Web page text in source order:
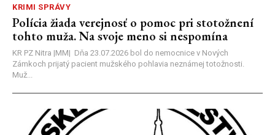
KRIMI SPRÁVY
Polícia žiada verejnosť o pomoc pri stotožnení
tohto muža. Na svoje meno si nespomína
KR PZ Nitra |MM| Dňa 23.07.2026 bol do nemocnice v Nových
Zámkoch prijatý pacient mužského pohlavia neznámej totožnosti.
Muž...